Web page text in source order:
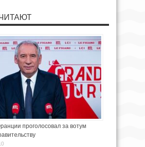
проголосовал за вотум